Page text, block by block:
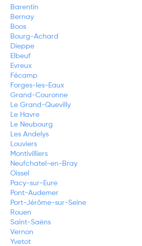
Barentin
Bernay
Boos
Bourg-Achard
Dieppe
Elbeuf
Evreux
Fécamp
Forges-les-Eaux
Grand-Couronne
Le Grand-Quevilly
Le Havre
Le Neubourg
Les Andelys
Louviers
Montivilliers
Neufchatel-en-Bray
Oissel
Pacy-sur-Eure
Pont-Audemer
Port-Jérôme-sur-Seine
Rouen
Saint-Saëns
Vernon
Yvetot